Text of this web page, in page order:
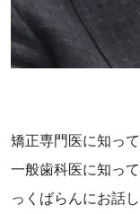
矯正専門医に知っ
一般歯科医に知っ
っくばらんにお話